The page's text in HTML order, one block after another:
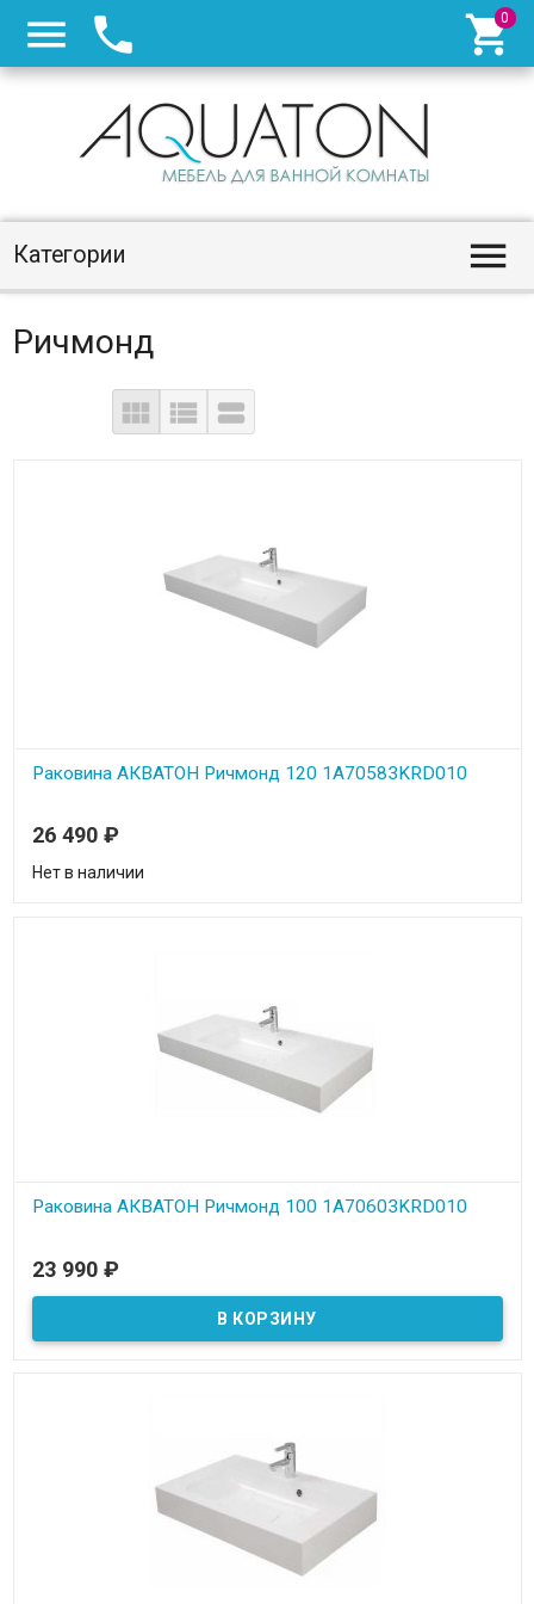
  
Категории 
Ричмонд
  
Раковина АКВАТОН Ричмонд 120 1A70583KRD010
26 490 ₽
Нет в наличии
Раковина АКВАТОН Ричмонд 100 1A70603KRD010
23 990 ₽